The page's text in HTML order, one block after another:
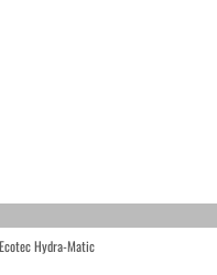
Hydra-Matic